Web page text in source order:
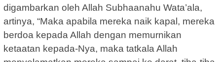
digambarkan oleh Allah Subhaanahu Wata’ala,
artinya, “Maka apabila mereka naik kapal, mereka
berdoa kepada Allah dengan memurnikan
ketaatan kepada-Nya, maka tatkala Allah